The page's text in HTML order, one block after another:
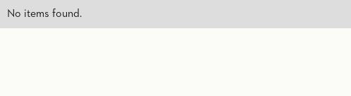
No items found.